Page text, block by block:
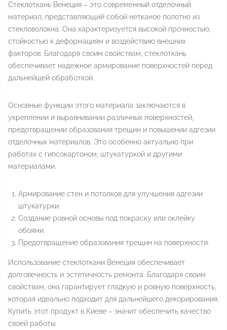
Стеклоткань Венеция – это современный отделочный
материал, представляющий собой нетканое полотно из
стекловолокна. Она характеризуется высокой прочностью,
стойкостью к деформациям и воздействию внешних
факторов. Благодаря своим свойствам, стеклоткань
обеспечивает надежное армирование поверхностей перед
дальнейшей обработкой.
Основные функции этого материала заключаются в
укреплении и выравнивании различных поверхностей,
предотвращении образования трещин и повышении адгезии
отделочных материалов. Это особенно актуально при
работах с гипсокартоном, штукатуркой и другими
материалами.
Армирование стен и потолков для улучшения адгезии
штукатурки.
Создание ровной основы под покраску или оклейку
обоями.
Предотвращение образования трещин на поверхности.
Использование стеклоткани Венеция обеспечивает
долговечность и эстетичность ремонта. Благодаря своим
свойствам, она гарантирует гладкую и ровную поверхность,
которая идеально подходит для дальнейшего декорирования.
Купить этот продукт в Киеве – значит обеспечить качество
своей работы.